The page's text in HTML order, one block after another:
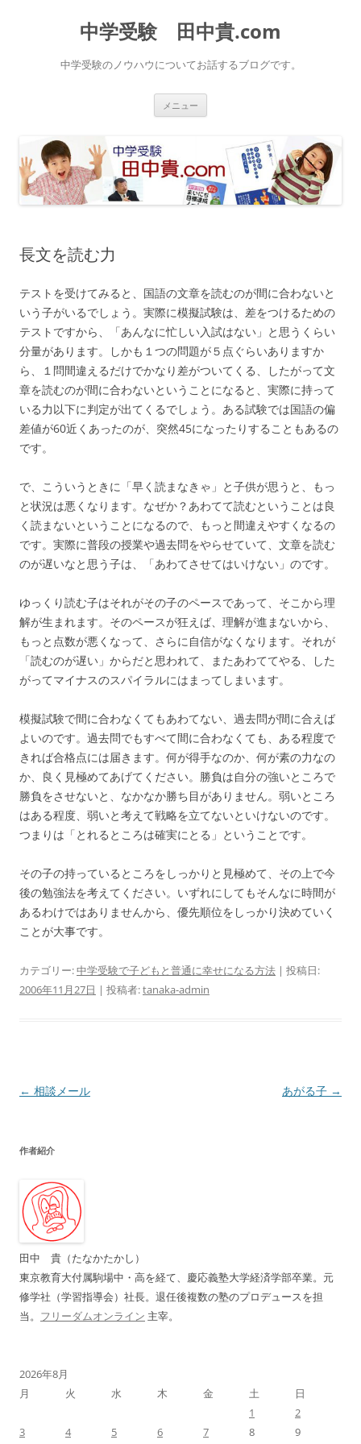
中学受験 田中貴.com
中学受験のノウハウについてお話するブログです。
メニュー
ス
キ
ッ
プ
長文を読む力
テストを受けてみると、国語の文章を読むのが間に合わないと
いう子がいるでしょう。実際に模擬試験は、差をつけるための
テストですから、「あんなに忙しい入試はない」と思うくらい
分量があります。しかも１つの問題が５点ぐらいありますか
ら、１問間違えるだけでかなり差がついてくる、したがって文
章を読むのが間に合わないということになると、実際に持って
いる力以下に判定が出てくるでしょう。ある試験では国語の偏
差値が60近くあったのが、突然45になったりすることもあるの
です。
で、こういうときに「早く読まなきゃ」と子供が思うと、もっ
と状況は悪くなります。なぜか？あわてて読むということは良
く読まないということになるので、もっと間違えやすくなるの
です。実際に普段の授業や過去問をやらせていて、文章を読む
のが遅いなと思う子は、「あわてさせてはいけない」のです。
ゆっくり読む子はそれがその子のペースであって、そこから理
解が生まれます。そのペースが狂えば、理解が進まないから、
もっと点数が悪くなって、さらに自信がなくなります。それが
「読むのが遅い」からだと思われて、またあわててやる、した
がってマイナスのスパイラルにはまってしまいます。
模擬試験で間に合わなくてもあわてない、過去問が間に合えば
よいのです。過去問でもすべて間に合わなくても、ある程度で
きれば合格点には届きます。何が得手なのか、何が素の力なの
か、良く見極めてあげてください。勝負は自分の強いところで
勝負をさせないと、なかなか勝ち目がありません。弱いところ
はある程度、弱いと考えて戦略を立てないといけないのです。
つまりは「とれるところは確実にとる」ということです。
その子の持っているところをしっかりと見極めて、その上で今
後の勉強法を考えてください。いずれにしてもそんなに時間が
あるわけではありませんから、優先順位をしっかり決めていく
ことが大事です。
カテゴリー:中学受験で子どもと普通に幸せになる方法 | 投稿日:
2006年11月27日 | 投稿者:tanaka-admin
投
ビ
ー
シ
ョ
ン
← 相談メール あがる子 →
作者紹介
田中 貴（たなかたかし）
東京教育大付属駒場中・高を経て、慶応義塾大学経済学部卒業。元
修学社（学習指導会）社長。退任後複数の塾のプロデュースを担
当。 フリーダムオンライン 主宰。
2026年8月
月
火 水 木 金 土
日
1
2
3
4 5 6 7 8
9